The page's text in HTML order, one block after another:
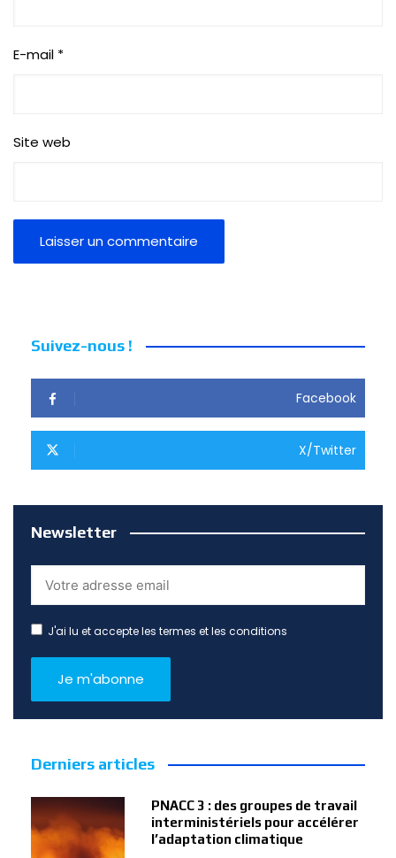
E-mail *
Site web
Suivez-nous !
Facebook
X/Twitter
Newsletter
J'ai lu et accepte les termes et les conditions
Derniers articles
PNACC 3 : des groupes de travail
interministériels pour accélérer
l’adaptation climatique